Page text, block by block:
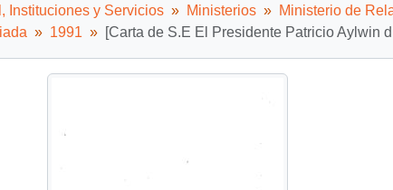
Instituciones y Servicios
Ministerios Ministerio de
1991 [Carta de S.E El Presidente Patricio Aylwin